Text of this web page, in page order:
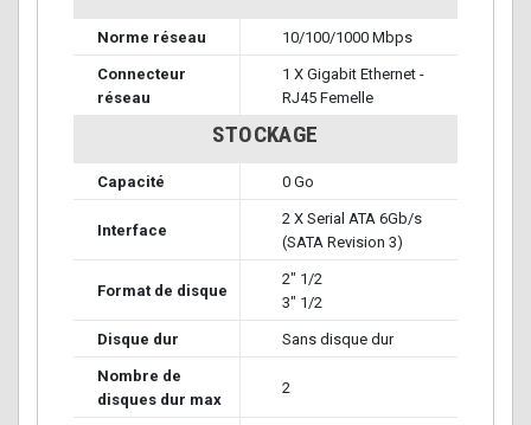
Norme réseau 10/100/1000 Mbps
Connecteur
réseau
1 X Gigabit Ethernet -
RJ45 Femelle
STOCKAGE
Capacité 0 Go
Interface
2 X Serial ATA 6Gb/s
(SATA Revision 3)
Format de disque
2" 1/2
3" 1/2
Disque dur Sans disque dur
Nombre de
disques dur max
2